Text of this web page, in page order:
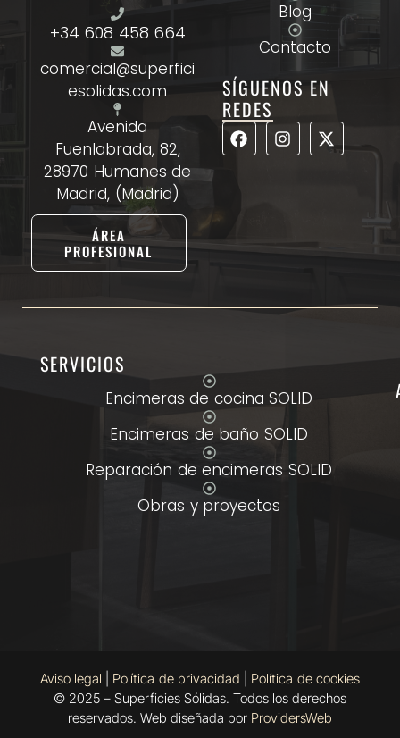
+34 608 458 664
comercial@superfici
esolidas.com
Avenida
Fuenlabrada, 82,
28970 Humanes de
Madrid, (Madrid)
ÁREA
PROFESIONAL
Blog
Contacto
SÍGUENOS EN
REDES
SERVICIOS
Encimeras de cocina SOLID
Encimeras de baño SOLID
Reparación de encimeras SOLID
Obras y proyectos
Aviso legal Política de privacidad
Política de cookies
© 2025 – Superficies Sólidas. Todos los derechos
reservados. Web diseñada por ProvidersWeb